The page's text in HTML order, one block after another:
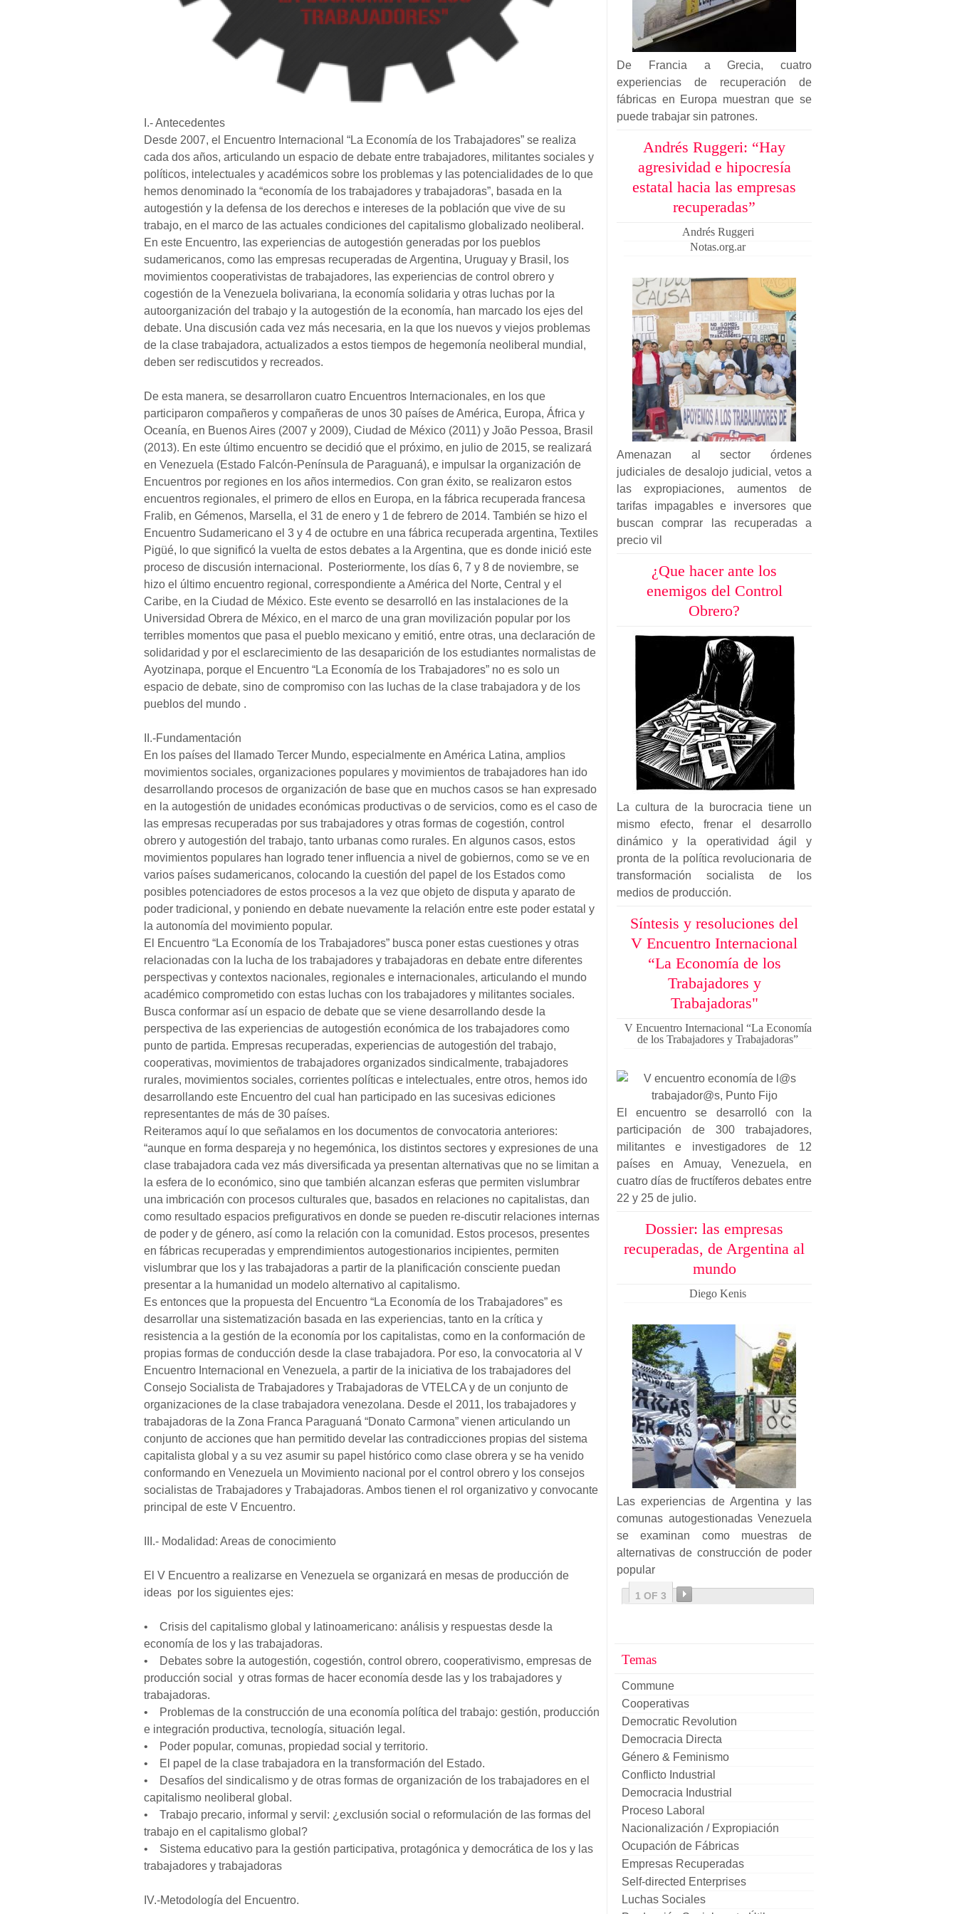
I.- Antecedentes
Desde 2007, el Encuentro Internacional “La Economía de los Trabajadores” se realiza
cada dos años, articulando un espacio de debate entre trabajadores, militantes sociales y
políticos, intelectuales y académicos sobre los problemas y las potencialidades de lo que
hemos denominado la “economía de los trabajadores y trabajadoras”, basada en la
autogestión y la defensa de los derechos e intereses de la población que vive de su
trabajo, en el marco de las actuales condiciones del capitalismo globalizado neoliberal.
En este Encuentro, las experiencias de autogestión generadas por los pueblos
sudamericanos, como las empresas recuperadas de Argentina, Uruguay y Brasil, los
movimientos cooperativistas de trabajadores, las experiencias de control obrero y
cogestión de la Venezuela bolivariana, la economía solidaria y otras luchas por la
autoorganización del trabajo y la autogestión de la economía, han marcado los ejes del
debate. Una discusión cada vez más necesaria, en la que los nuevos y viejos problemas
de la clase trabajadora, actualizados a estos tiempos de hegemonía neoliberal mundial,
deben ser rediscutidos y recreados.
De esta manera, se desarrollaron cuatro Encuentros Internacionales, en los que
participaron compañeros y compañeras de unos 30 países de América, Europa, África y
Oceanía, en Buenos Aires (2007 y 2009), Ciudad de México (2011) y João Pessoa, Brasil
(2013). En este último encuentro se decidió que el próximo, en julio de 2015, se realizará
en Venezuela (Estado Falcón-Península de Paraguaná), e impulsar la organización de
Encuentros por regiones en los años intermedios. Con gran éxito, se realizaron estos
encuentros regionales, el primero de ellos en Europa, en la fábrica recuperada francesa
Fralib, en Gémenos, Marsella, el 31 de enero y 1 de febrero de 2014. También se hizo el
Encuentro Sudamericano el 3 y 4 de octubre en una fábrica recuperada argentina, Textiles
Pigüé, lo que significó la vuelta de estos debates a la Argentina, que es donde inició este
proceso de discusión internacional. Posteriormente, los días 6, 7 y 8 de noviembre, se
hizo el último encuentro regional, correspondiente a América del Norte, Central y el
Caribe, en la Ciudad de México. Este evento se desarrolló en las instalaciones de la
Universidad Obrera de México, en el marco de una gran movilización popular por los
terribles momentos que pasa el pueblo mexicano y emitió, entre otras, una declaración de
solidaridad y por el esclarecimiento de las desaparición de los estudiantes normalistas de
Ayotzinapa, porque el Encuentro “La Economía de los Trabajadores” no es solo un
espacio de debate, sino de compromiso con las luchas de la clase trabajadora y de los
pueblos del mundo .
II.-Fundamentación
En los países del llamado Tercer Mundo, especialmente en América Latina, amplios
movimientos sociales, organizaciones populares y movimientos de trabajadores han ido
desarrollando procesos de organización de base que en muchos casos se han expresado
en la autogestión de unidades económicas productivas o de servicios, como es el caso de
las empresas recuperadas por sus trabajadores y otras formas de cogestión, control
obrero y autogestión del trabajo, tanto urbanas como rurales. En algunos casos, estos
movimientos populares han logrado tener influencia a nivel de gobiernos, como se ve en
varios países sudamericanos, colocando la cuestión del papel de los Estados como
posibles potenciadores de estos procesos a la vez que objeto de disputa y aparato de
poder tradicional, y poniendo en debate nuevamente la relación entre este poder estatal y
la autonomía del movimiento popular.
El Encuentro “La Economía de los Trabajadores” busca poner estas cuestiones y otras
relacionadas con la lucha de los trabajadores y trabajadoras en debate entre diferentes
perspectivas y contextos nacionales, regionales e internacionales, articulando el mundo
académico comprometido con estas luchas con los trabajadores y militantes sociales.
Busca conformar así un espacio de debate que se viene desarrollando desde la
perspectiva de las experiencias de autogestión económica de los trabajadores como
punto de partida. Empresas recuperadas, experiencias de autogestión del trabajo,
cooperativas, movimientos de trabajadores organizados sindicalmente, trabajadores
rurales, movimientos sociales, corrientes políticas e intelectuales, entre otros, hemos ido
desarrollando este Encuentro del cual han participado en las sucesivas ediciones
representantes de más de 30 países.
Reiteramos aquí lo que señalamos en los documentos de convocatoria anteriores:
“aunque en forma despareja y no hegemónica, los distintos sectores y expresiones de una
clase trabajadora cada vez más diversificada ya presentan alternativas que no se limitan a
la esfera de lo económico, sino que también alcanzan esferas que permiten vislumbrar
una imbricación con procesos culturales que, basados en relaciones no capitalistas, dan
como resultado espacios prefigurativos en donde se pueden re-discutir relaciones internas
de poder y de género, así como la relación con la comunidad. Estos procesos, presentes
en fábricas recuperadas y emprendimientos autogestionarios incipientes, permiten
vislumbrar que los y las trabajadoras a partir de la planificación consciente puedan
presentar a la humanidad un modelo alternativo al capitalismo.
Es entonces que la propuesta del Encuentro “La Economía de los Trabajadores” es
desarrollar una sistematización basada en las experiencias, tanto en la crítica y
resistencia a la gestión de la economía por los capitalistas, como en la conformación de
propias formas de conducción desde la clase trabajadora. Por eso, la convocatoria al V
Encuentro Internacional en Venezuela, a partir de la iniciativa de los trabajadores del
Consejo Socialista de Trabajadores y Trabajadoras de VTELCA y de un conjunto de
organizaciones de la clase trabajadora venezolana. Desde el 2011, los trabajadores y
trabajadoras de la Zona Franca Paraguaná “Donato Carmona” vienen articulando un
conjunto de acciones que han permitido develar las contradicciones propias del sistema
capitalista global y a su vez asumir su papel histórico como clase obrera y se ha venido
conformando en Venezuela un Movimiento nacional por el control obrero y los consejos
socialistas de Trabajadores y Trabajadoras. Ambos tienen el rol organizativo y convocante
principal de este V Encuentro.
III.- Modalidad: Areas de conocimiento
El V Encuentro a realizarse en Venezuela se organizará en mesas de producción de
ideas por los siguientes ejes:
• Crisis del capitalismo global y latinoamericano: análisis y respuestas desde la
economía de los y las trabajadoras.
• Debates sobre la autogestión, cogestión, control obrero, cooperativismo, empresas de
producción social y otras formas de hacer economía desde las y los trabajadores y
trabajadoras.
• Problemas de la construcción de una economía política del trabajo: gestión, producción
e integración productiva, tecnología, situación legal.
• Poder popular, comunas, propiedad social y territorio.
• El papel de la clase trabajadora en la transformación del Estado.
• Desafíos del sindicalismo y de otras formas de organización de los trabajadores en el
capitalismo neoliberal global.
• Trabajo precario, informal y servil: ¿exclusión social o reformulación de las formas del
trabajo en el capitalismo global?
• Sistema educativo para la gestión participativa, protagónica y democrática de los y las
trabajadores y trabajadoras
IV.-Metodología del Encuentro.
De Francia a Grecia, cuatro
experiencias de recuperación de
fábricas en Europa muestran que se
puede trabajar sin patrones.
Andrés Ruggeri: “Hay
agresividad e hipocresía
estatal hacia las empresas
recuperadas”
Andrés Ruggeri
Notas.org.ar
Amenazan al sector órdenes
judiciales de desalojo judicial, vetos a
las expropiaciones, aumentos de
tarifas impagables e inversores que
buscan comprar las recuperadas a
precio vil
¿Que hacer ante los
enemigos del Control
Obrero?
La cultura de la burocracia tiene un
mismo efecto, frenar el desarrollo
dinámico y la operatividad ágil y
pronta de la política revolucionaria de
transformación socialista de los
medios de producción.
Síntesis y resoluciones del
V Encuentro Internacional
“La Economía de los
Trabajadores y
Trabajadoras"
V Encuentro Internacional “La Economía
de los Trabajadores y Trabajadoras”
El encuentro se desarrolló con la
participación de 300 trabajadores,
militantes e investigadores de 12
países en Amuay, Venezuela, en
cuatro días de fructíferos debates entre
22 y 25 de julio.
Dossier: las empresas
recuperadas, de Argentina al
mundo
Diego Kenis
Las experiencias de Argentina y las
comunas autogestionadas Venezuela
se examinan como muestras de
alternativas de construcción de poder
popular
1 OF 3
Temas
Commune
Cooperativas
Democratic Revolution
Democracia Directa
Género & Feminismo
Conflicto Industrial
Democracia Industrial
Proceso Laboral
Nacionalización / Expropiación
Ocupación de Fábricas
Empresas Recuperadas
Self-directed Enterprises
Luchas Sociales